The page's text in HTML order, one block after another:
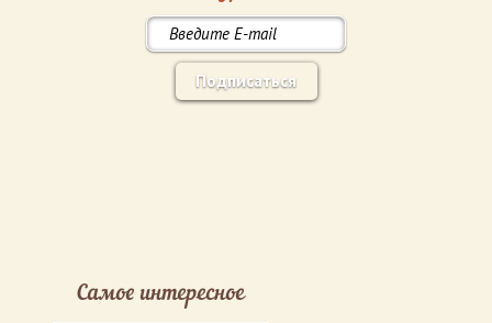
Подписаться
Самое интересное